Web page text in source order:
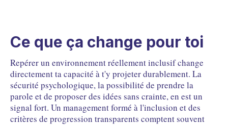
Ce que ça change pour toi
Repérer un environnement réellement inclusif change
directement ta capacité à t'y projeter durablement. La
sécurité psychologique, la possibilité de prendre la
parole et de proposer des idées sans crainte, en est un
signal fort. Un management formé à l'inclusion et des
critères de progression transparents comptent souvent